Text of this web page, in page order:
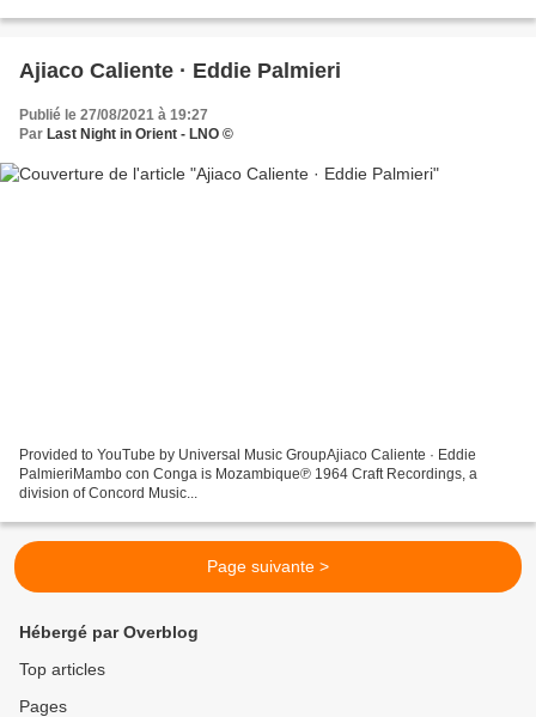
Ajiaco Caliente · Eddie Palmieri
Publié le 27/08/2021 à 19:27
Par Last Night in Orient - LNO ©
Provided to YouTube by Universal Music GroupAjiaco Caliente · Eddie
PalmieriMambo con Conga is Mozambique℗ 1964 Craft Recordings, a
division of Concord Music...
Page suivante >
Hébergé par Overblog
Top articles
Pages